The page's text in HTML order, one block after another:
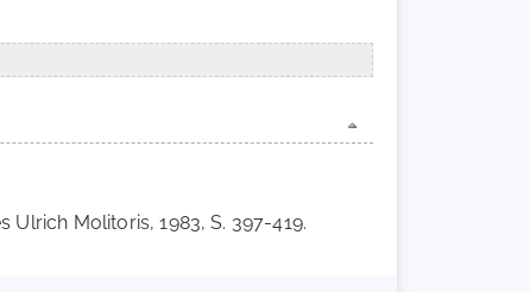
Ulrich Molitoris, 1983, S. 397-419.